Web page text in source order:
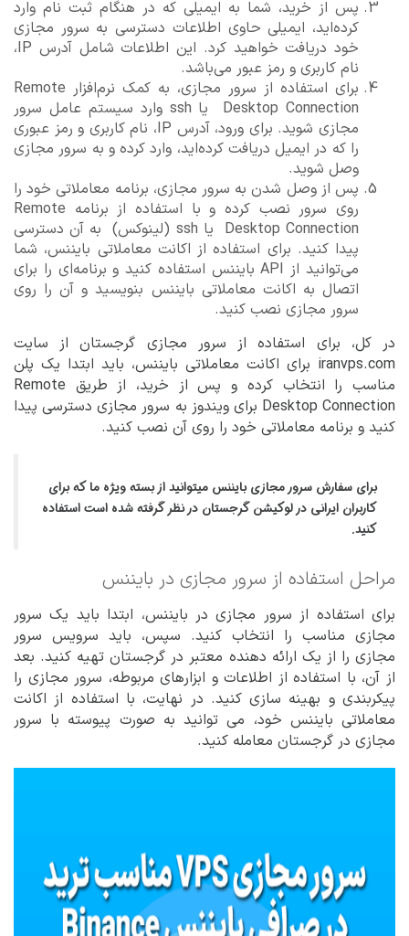
پس از خرید، شما به ایمیلی که در هنگام ثبت نام وارد
کرده‌اید، ایمیلی حاوی اطلاعات دسترسی به سرور مجازی
خود دریافت خواهید کرد. این اطلاعات شامل آدرس IP،
نام کاربری و رمز عبور می‌باشد.
برای استفاده از سرور مجازی، به کمک نرم‌افزار Remote
Desktop Connection یا ssh وارد سیستم عامل سرور
مجازی شوید. برای ورود، آدرس IP، نام کاربری و رمز عبوری
را که در ایمیل دریافت کرده‌اید، وارد کرده و به سرور مجازی
وصل شوید.
پس از وصل شدن به سرور مجازی، برنامه معاملاتی خود را
روی سرور نصب کرده و با استفاده از برنامه Remote
Desktop Connection یا ssh (لینوکس) به آن دسترسی
پیدا کنید. برای استفاده از اکانت معاملاتی بایننس، شما
می‌توانید از API بایننس استفاده کنید و برنامه‌ای را برای
اتصال به اکانت معاملاتی بایننس بنویسید و آن را روی
سرور مجازی نصب کنید.
در کل، برای استفاده از سرور مجازی گرجستان از سایت
iranvps.com برای اکانت معاملاتی بایننس، باید ابتدا یک پلن
مناسب را انتخاب کرده و پس از خرید، از طریق Remote
Desktop Connection برای ویندوز به سرور مجازی دسترسی پیدا
کنید و برنامه معاملاتی خود را روی آن نصب کنید.
برای سفارش سرور مجازی بایننس میتوانید از بسته ویژه ما که برای
کاربران ایرانی در لوکیشن گرجستان در نظر گرفته شده است استفاده
کنید.
مراحل استفاده از سرور مجازی در بایننس
برای استفاده از سرور مجازی در بایننس، ابتدا باید یک سرور
مجازی مناسب را انتخاب کنید. سپس، باید سرویس سرور
مجازی را از یک ارائه دهنده معتبر در گرجستان تهیه کنید. بعد
از آن، با استفاده از اطلاعات و ابزارهای مربوطه، سرور مجازی را
پیکربندی و بهینه سازی کنید. در نهایت، با استفاده از اکانت
معاملاتی بایننس خود، می توانید به صورت پیوسته با سرور
مجازی در گرجستان معامله کنید.